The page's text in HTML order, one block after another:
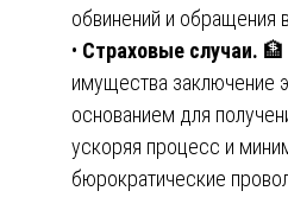
обвинений и обращения
• Страховые случаи. 🏦
имущества заключение
основанием для
ускоряя процесс и
бюрократические